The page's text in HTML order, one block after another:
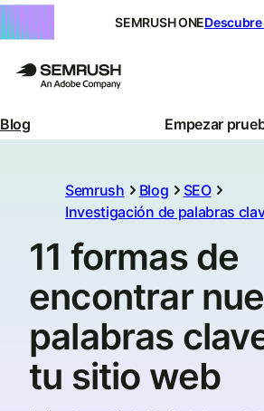
SEMRUSH ONEDescubre
Blog Empezar
Semrush Blog
SEO
Investigación de palabras
11 formas de
encontrar
palabras
tu sitio web